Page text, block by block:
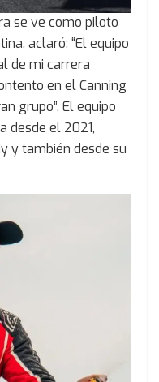
se ve como piloto
aclaró: “El equipo
de mi carrera
en el Canning
grupo”. El equipo
desde el 2021,
y también desde su